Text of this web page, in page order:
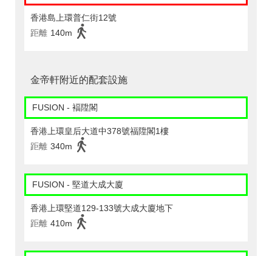
香港島上環普仁街12號
距離 140m
金帝軒附近的配套設施
FUSION - 褔陞閣
香港上環皇后大道中378號福陞閣1樓
距離 340m
FUSION - 堅道大成大廈
香港上環堅道129-133號大成大廈地下
距離 410m